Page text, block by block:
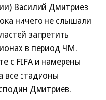
Василий Дмитриев
ничего не слышали
запретить
в период ЧМ.
с FIFA и намерены
все стадионы
Дмитриев.